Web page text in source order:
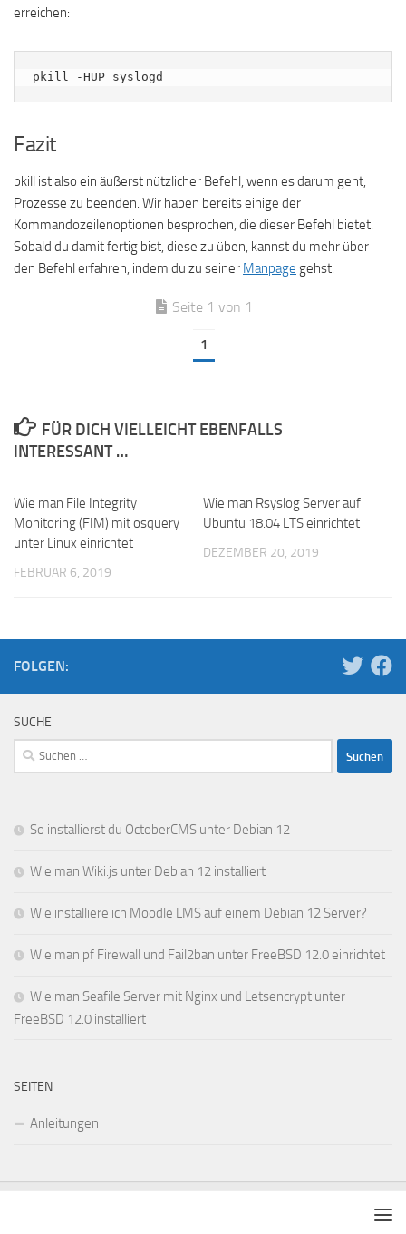
erreichen:
pkill -HUP syslogd
Fazit
pkill ist also ein äußerst nützlicher Befehl, wenn es darum geht,
Prozesse zu beenden. Wir haben bereits einige der
Kommandozeilenoptionen besprochen, die dieser Befehl bietet.
Sobald du damit fertig bist, diese zu üben, kannst du mehr über
den Befehl erfahren, indem du zu seiner Manpage gehst.
Seite 1 von 1
1
FÜR DICH VIELLEICHT EBENFALLS
INTERESSANT …
Wie man File Integrity
Monitoring (FIM) mit osquery
unter Linux einrichtet
FEBRUAR 6, 2019
Wie man Rsyslog Server auf
Ubuntu 18.04 LTS einrichtet
DEZEMBER 20, 2019
FOLGEN:
SUCHE
Suchen
nach:
So installierst du OctoberCMS unter Debian 12
Wie man Wiki.js unter Debian 12 installiert
Wie installiere ich Moodle LMS auf einem Debian 12 Server?
Wie man pf Firewall und Fail2ban unter FreeBSD 12.0 einrichtet
Wie man Seafile Server mit Nginx und Letsencrypt unter
FreeBSD 12.0 installiert
SEITEN
Anleitungen